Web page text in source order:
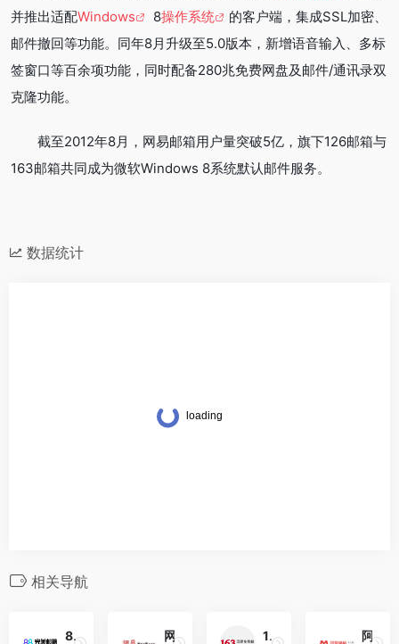
并推出适配Windows 8操作系统
的客户端，集成SSL加密、
邮件撤回等功能。同年8月升级至5.0版本，新增语音输入、多标
签窗口等百余项功能，同时配备280兆免费网盘及邮件/通讯录双
克隆功能。
截至2012年8月，网易邮箱用户量突破5亿，旗下126邮箱与
163邮箱共同成为微软Windows 8系统默认邮件服务。
数据统计
相关导航
88完美邮箱 网易 163免费邮箱 阿里邮箱个人版